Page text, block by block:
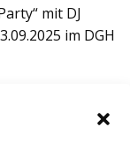
mit DJ
im DGH